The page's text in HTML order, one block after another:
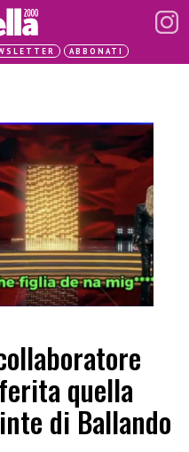
ABBONATI
quella
di Ballando